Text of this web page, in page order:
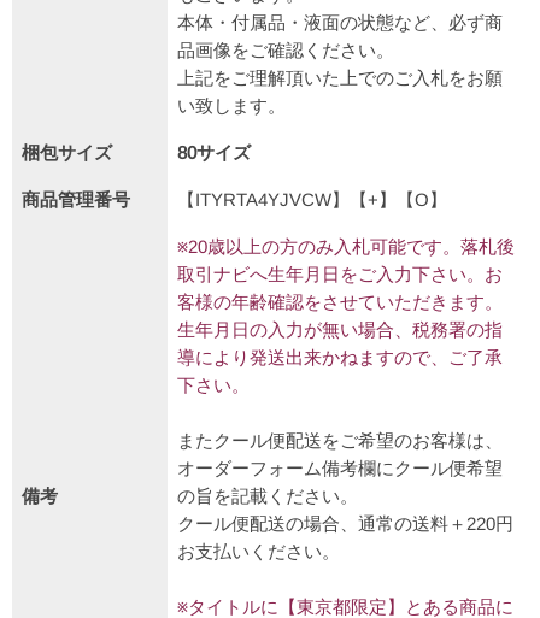
本体・付属品・液面の状態など、必ず商
品画像をご確認ください。
上記をご理解頂いた上でのご入札をお願
い致します。
梱包サイズ 80サイズ
商品管理番号 【ITYRTA4YJVCW】【+】【O】
備考
※20歳以上の方のみ入札可能です。落札後
取引ナビへ生年月日をご入力下さい。お
客様の年齢確認をさせていただきます。
生年月日の入力が無い場合、税務署の指
導により発送出来かねますので、ご了承
下さい。
またクール便配送をご希望のお客様は、
オーダーフォーム備考欄にクール便希望
の旨を記載ください。
クール便配送の場合、通常の送料＋220円
お支払いください。
※タイトルに【東京都限定】とある商品に